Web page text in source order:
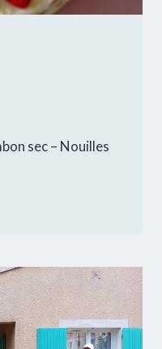
sec – Nouilles